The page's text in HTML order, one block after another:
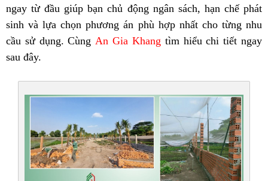
ngay từ đầu giúp bạn chủ động ngân sách, hạn chế phát
sinh và lựa chọn phương án phù hợp nhất cho từng nhu
cầu sử dụng. Cùng An Gia Khang tìm hiểu chi tiết ngay
sau đây.